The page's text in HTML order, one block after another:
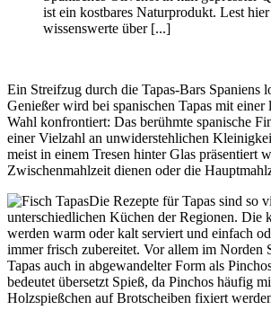
ist ein kostbares Naturprodukt. Lest
wissenswerte über [...]
Ein Streifzug durch die Tapas-Bars Spaniens
Genießer wird bei spanischen Tapas mit
Wahl konfrontiert: Das berühmte spanische
einer Vielzahl an unwiderstehlichen
meist in einem Tresen hinter Glas präsentiert
Zwischenmahlzeit dienen oder die
Die Rezepte für Tapas sind so
unterschiedlichen Küchen der Regionen. Die
werden warm oder kalt serviert und einfach
immer frisch zubereitet. Vor allem im Norden
Tapas auch in abgewandelter Form als
bedeutet übersetzt Spieß, da Pinchos häufig
Holzspießchen auf Brotscheiben fixiert